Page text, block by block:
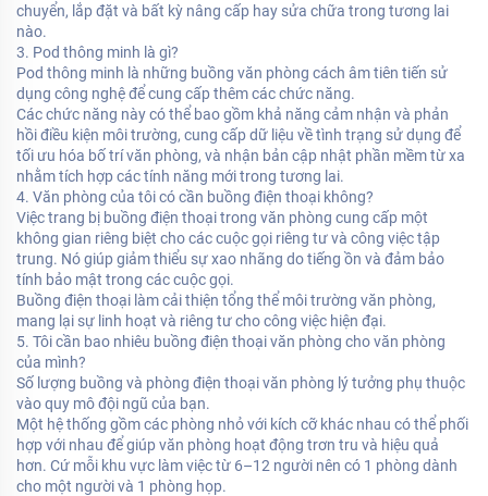
chuyển, lắp đặt và bất kỳ nâng cấp hay sửa chữa trong tương lai
nào.
3. Pod thông minh là gì?
Pod thông minh là những buồng văn phòng cách âm tiên tiến sử
dụng công nghệ để cung cấp thêm các chức năng.
Các chức năng này có thể bao gồm khả năng cảm nhận và phản
hồi điều kiện môi trường, cung cấp dữ liệu về tình trạng sử dụng để
tối ưu hóa bố trí văn phòng, và nhận bản cập nhật phần mềm từ xa
nhằm tích hợp các tính năng mới trong tương lai.
4. Văn phòng của tôi có cần buồng điện thoại không?
Việc trang bị buồng điện thoại trong văn phòng cung cấp một
không gian riêng biệt cho các cuộc gọi riêng tư và công việc tập
trung. Nó giúp giảm thiểu sự xao nhãng do tiếng ồn và đảm bảo
tính bảo mật trong các cuộc gọi.
Buồng điện thoại làm cải thiện tổng thể môi trường văn phòng,
mang lại sự linh hoạt và riêng tư cho công việc hiện đại.
5. Tôi cần bao nhiêu buồng điện thoại văn phòng cho văn phòng
của mình?
Số lượng buồng và phòng điện thoại văn phòng lý tưởng phụ thuộc
vào quy mô đội ngũ của bạn.
Một hệ thống gồm các phòng nhỏ với kích cỡ khác nhau có thể phối
hợp với nhau để giúp văn phòng hoạt động trơn tru và hiệu quả
hơn. Cứ mỗi khu vực làm việc từ 6–12 người nên có 1 phòng dành
cho một người và 1 phòng họp.